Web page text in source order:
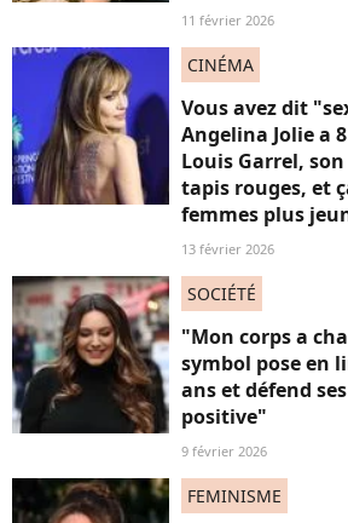
11 février 2026
CINÉMA
Vous avez dit
Angelina Jolie a
Louis Garrel,
tapis rouges, et
femmes plus
13 février 2026
SOCIÉTÉ
"Mon corps a
symbol pose en
ans et défend
positive"
9 février 2026
FEMINISME